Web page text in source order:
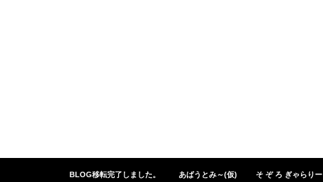
BLOG移転完了しました。
あばうとみ～(仮) そ ぞ ろ ぎゃらりー